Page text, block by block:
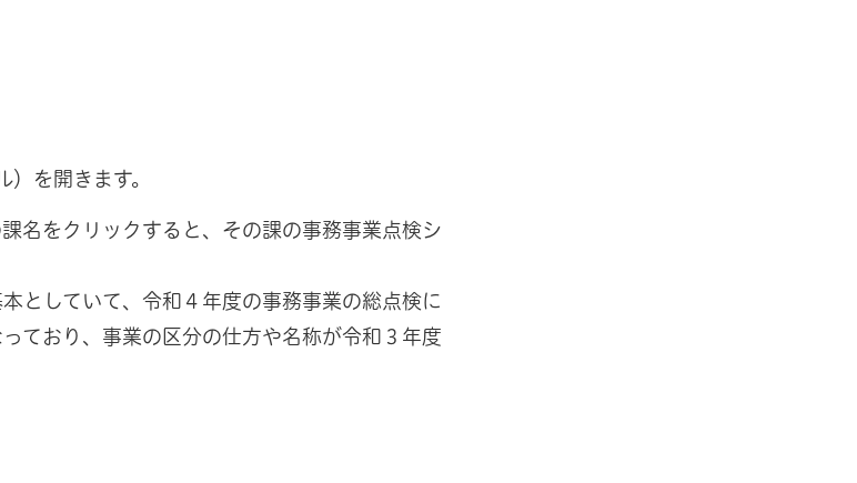
を開きます。
名をクリックすると、その課の事務事業点検シ
としていて、令和４年度の事務事業の総点検に
ており、事業の区分の仕方や名称が令和３年度